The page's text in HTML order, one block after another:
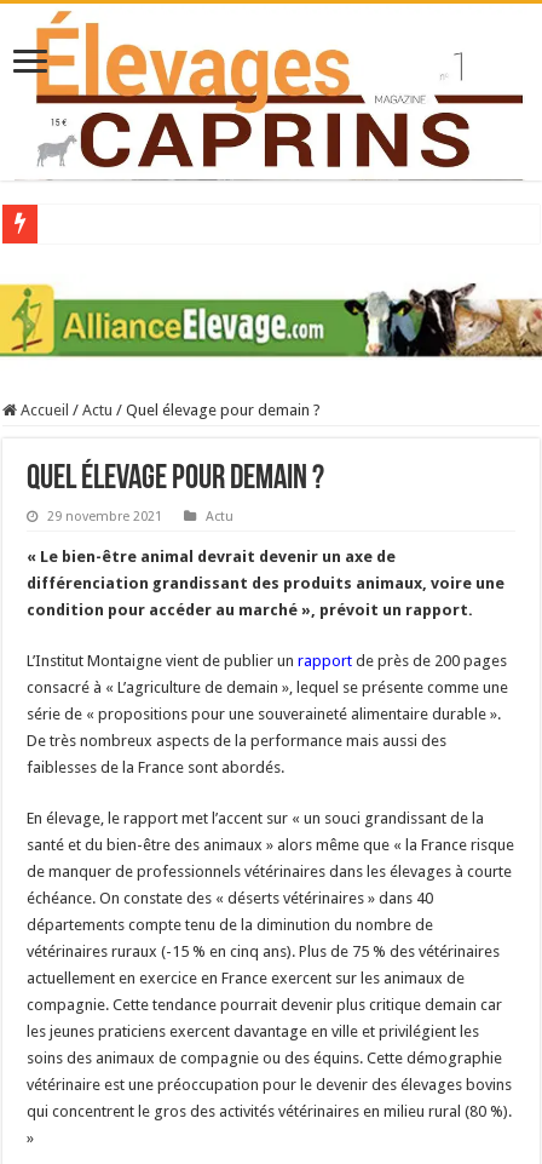
Stress thermique : quelles solutions concrètes pour protéger son troupeau ?
40 ans du Space : une présentation caprine quotidienne
La collecte de lait de chèvre confirme son rebond
Accueil / Actu / Quel élevage pour demain ?
Quel élevage pour demain ?
29 novembre 2021 Actu
« Le bien-être animal devrait devenir un axe de
différenciation grandissant des produits animaux, voire une
condition pour accéder au marché », prévoit un rapport.
L’Institut Montaigne vient de publier unrapport de près de 200 pages
consacré à « L’agriculture de demain », lequel se présente comme une
série de « propositions pour une souveraineté alimentaire durable ».
De très nombreux aspects de la performance mais aussi des
faiblesses de la France sont abordés.
En élevage, le rapport met l’accent sur « un souci grandissant de la
santé et du bien-être des animaux » alors même que « la France risque
de manquer de professionnels vétérinaires dans les élevages à courte
échéance. On constate des « déserts vétérinaires » dans 40
départements compte tenu de la diminution du nombre de
vétérinaires ruraux (-15 % en cinq ans). Plus de 75 % des vétérinaires
actuellement en exercice en France exercent sur les animaux de
compagnie. Cette tendance pourrait devenir plus critique demain car
les jeunes praticiens exercent davantage en ville et privilégient les
soins des animaux de compagnie ou des équins. Cette démographie
vétérinaire est une préoccupation pour le devenir des élevages bovins
qui concentrent le gros des activités vétérinaires en milieu rural (80 %).
»